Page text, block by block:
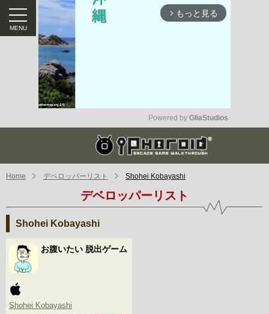
arrow_forward_ios もっと見る
Mute
Powered by GliaStudios
Home デベロッパーリスト Shohei Kobayashi
デベロッパーリスト
Shohei Kobayashi
お腹いたい 脱出ゲーム
Shohei Kobayashi